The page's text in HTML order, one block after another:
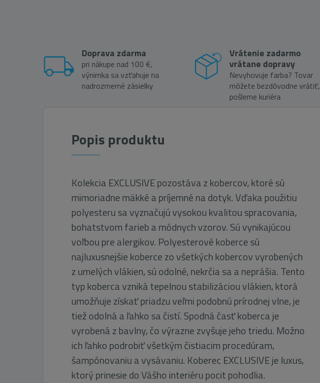
Doprava zdarma
pri nákupe nad 100 €,
výnimka sa vzťahuje na
nadrozmerné zásielky
Vrátenie zadarmo
vrátane dopravy
Nevyhovuje farba? Tovar
môžete bezdôvodne vrátiť,
pošleme kuriéra
Popis produktu
Kolekcia EXCLUSIVE pozostáva z kobercov, ktoré sú
mimoriadne mäkké a príjemné na dotyk. Vďaka použitiu
polyesteru sa vyznačujú vysokou kvalitou spracovania,
bohatstvom farieb a módnych vzorov. Sú vynikajúcou
voľbou pre alergikov. Polyesterové koberce sú
najluxusnejšie koberce zo všetkých kobercov vyrobených
z umelých vlákien, sú odolné, nekrčia sa a neprášia. Tento
typ koberca vzniká tepelnou stabilizáciou vlákien, ktorá
umožňuje získať priadzu veľmi podobnú prírodnej vlne, je
tiež odolná a ľahko sa čistí. Spodná časť koberca je
vyrobená z bavlny, čo výrazne zvyšuje jeho triedu. Možno
ich ľahko podrobiť všetkým čistiacim procedúram,
šampónovaniu a vysávaniu. Koberec EXCLUSIVE je luxus,
ktorý prinesie do Vášho interiéru pocit pohodlia.